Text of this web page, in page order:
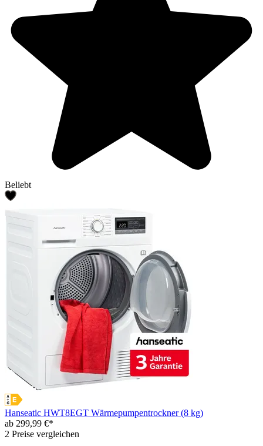
Beliebt
Hanseatic HWT8EGT Wärmepumpentrockner (8 kg)
ab 299,99 €*
2 Preise vergleichen